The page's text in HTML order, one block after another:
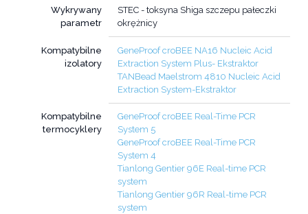
Wykrywany
parametr
STEC - toksyna Shiga szczepu pałeczki
okrężnicy
Kompatybilne
izolatory
GeneProof croBEE NA16 Nucleic Acid
Extraction System Plus- Ekstraktor
TANBead Maelstrom 4810 Nucleic Acid
Extraction System-Ekstraktor
Kompatybilne
termocyklery
GeneProof croBEE Real-Time PCR
System 5
GeneProof croBEE Real-Time PCR
System 4
Tianlong Gentier 96E Real-time PCR
system
Tianlong Gentier 96R Real-time PCR
system